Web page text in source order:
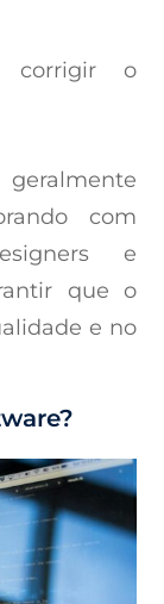
corrigir o
com
e
que o
e no